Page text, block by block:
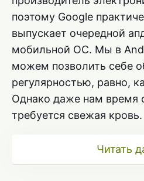
поэтому Google
выпускает очередной
мобильной ОС. Мы в
можем позволить себе
регулярностью, равно,
Однако даже нам время
требуется свежая
Читать